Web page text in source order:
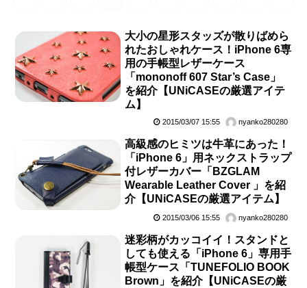
大小の星形スタッズが散りばめら
れたおしゃれケース！iPhone 6専
用の手帳型レザーケース
「mononoff 607 Star’s Case」
を紹介【UNiCASEの厳選アイテ
ム】
2015/03/07 15:55 nyanko280280
高級感のヒミツは牛革にあった！
「iPhone 6」用ネックストラップ
付レザーカバー「BZGLAM
Wearable Leather Cover 」を紹
介【UNiCASEの厳選アイテム】
2015/03/06 15:55 nyanko280280
迷彩柄がカッコイイ！スタンドと
しても使える「iPhone 6」専用手
帳型ケース「TUNEFOLIO BOOK
Brown」を紹介【UNiCASEの厳